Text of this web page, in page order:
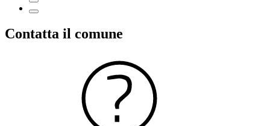
Contatta il comune